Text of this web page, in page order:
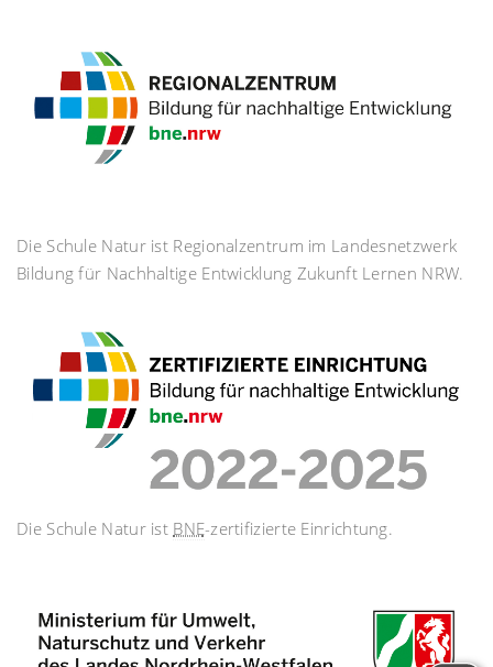
Die Schule Natur ist Regionalzentrum im Landesnetzwerk
Bildung für Nachhaltige Entwicklung Zukunft Lernen NRW.
Die Schule Natur ist BNE-zertifizierte Einrichtung.